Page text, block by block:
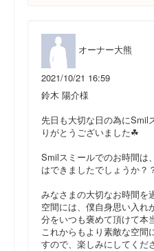
オーナー大熊
2021/10/21 16:59
鈴木 陽介様
先日も大切な日の為にSmil
りがとうございました☘
Smilスミールでのお時間は
はできましたでしょうか？
みなさまの大切なお時間を
空間には、僕自身思い入れ
分をいつも褒めて頂けて本
これからもより素敵な空間
すので、楽しみにしてくだ